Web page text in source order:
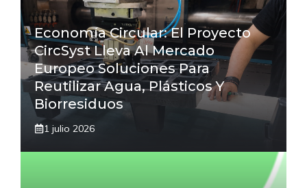
Economía Circular: El Proyecto
CircSyst Lleva Al Mercado
Europeo Soluciones Para
Reutilizar Agua, Plásticos Y
Biorresiduos
1 julio 2026